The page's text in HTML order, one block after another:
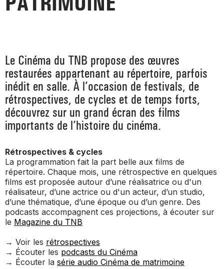
_ ACTION CULTURELLE
_ TNB SOLIDAIRE
_ ARCHIVES ET RESSOURCES
_ COPRODUCTIONS
_ INTERNATIONAL
_ ACTUALITÉS
_ INSERTION PROFESSIONNELLE
_ PROMOTIONS
_ NOUS SOUTENIR
_ CONTACTS ET INFOS PRATIQUES
_ DEVENEZ MÉCÈNE
_ SOUTENEZ LE FESTIVAL TNB
_ RENCONTRER
_ PRATIQUER
_ PROFITER
_ MARCHÉS
_ EMPLOIS / STAGES
>
>
Le Cinéma du TNB propose des œuvres
restaurées appartenant au répertoire, parfois
inédit en salle. À l’occasion de festivals, de
rétrospectives, de cycles et de temps forts,
découvrez sur un grand écran des films
importants de l’histoire du cinéma.
Rétrospectives & cycles
La programmation fait la part belle aux films de
répertoire. Chaque mois, une rétrospective en quelques
films est proposée autour d’une réalisatrice ou d'un
réalisateur, d’une actrice ou d'un acteur, d’un studio,
d’une thématique, d’une époque ou d’un genre. Des
podcasts accompagnent ces projections, à écouter sur
le Magazine du TNB
→ Voir les rétrospectives
→ Écouter les podcasts du Cinéma
→ Écouter la série audio Cinéma de matrimoine